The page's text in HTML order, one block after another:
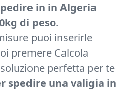
in in Algeria
di peso.
puoi inserirle
premere Calcola
perfetta per te
spedire una valigia in